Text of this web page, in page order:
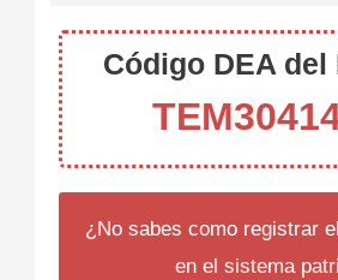
Código DEA del
¿No sabes como registrar
en el sistema